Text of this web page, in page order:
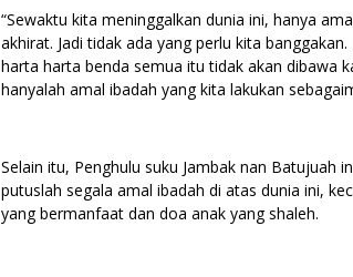
“Sewaktu kita meninggalkan dunia ini, hanya
akhirat. Jadi tidak ada yang perlu kita
harta harta benda semua itu tidak akan dibawa
hanyalah amal ibadah yang kita lakukan
Selain itu, Penghulu suku Jambak nan Batujuah
putuslah segala amal ibadah di atas dunia ini,
yang bermanfaat dan doa anak yang shaleh.